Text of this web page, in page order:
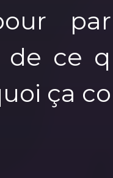
de ce
ça